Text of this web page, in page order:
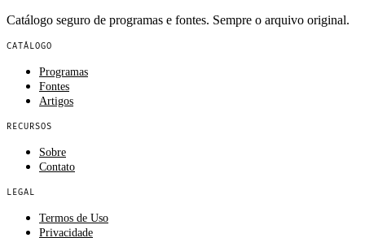
Catálogo seguro de programas e fontes. Sempre o arquivo original.
CATÁLOGO
Programas
Fontes
Artigos
RECURSOS
Sobre
Contato
LEGAL
Termos de Uso
Privacidade